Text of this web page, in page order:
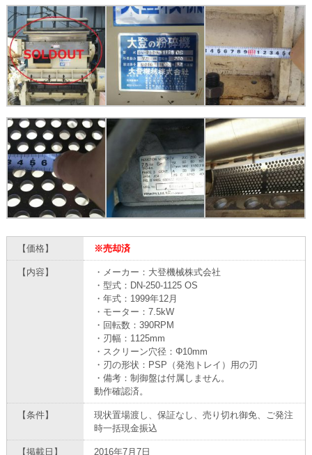
【価格】 ※売却済
【内容】
・メーカー：大登機械株式会社
・型式：DN-250-1125 OS
・年式：1999年12月
・モーター：7.5kW
・回転数：390RPM
・刃幅：1125mm
・スクリーン穴径：Φ10mm
・刃の形状：PSP（発泡トレイ）用の刃
・備考：制御盤は付属しません。
動作確認済。
【条件】
現状置場渡し、保証なし、売り切れ御免、ご発注
時一括現金振込
【掲載日】 2016年7月7日